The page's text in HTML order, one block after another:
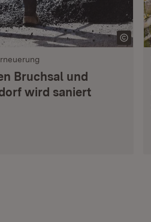
Bruchsal und
wird saniert